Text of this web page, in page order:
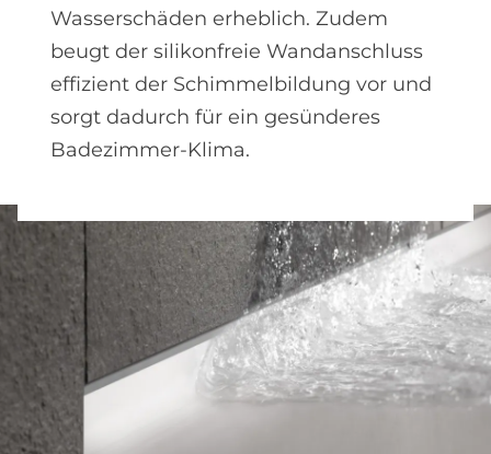
Wasserschäden erheblich. Zudem
beugt der silikonfreie Wandanschluss
effizient der Schimmelbildung vor und
sorgt dadurch für ein gesünderes
Badezimmer-Klima.